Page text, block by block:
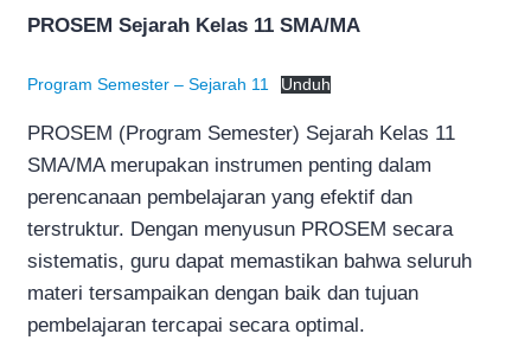
PROSEM Sejarah Kelas 11 SMA/MA
Program Semester – Sejarah 11 Unduh
PROSEM (Program Semester) Sejarah Kelas 11
SMA/MA merupakan instrumen penting dalam
perencanaan pembelajaran yang efektif dan
terstruktur. Dengan menyusun PROSEM secara
sistematis, guru dapat memastikan bahwa seluruh
materi tersampaikan dengan baik dan tujuan
pembelajaran tercapai secara optimal.